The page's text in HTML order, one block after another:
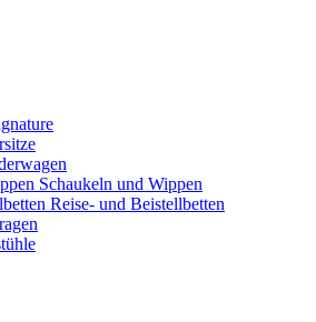
Schaukeln und Wippen
Reise- und Beistellbetten